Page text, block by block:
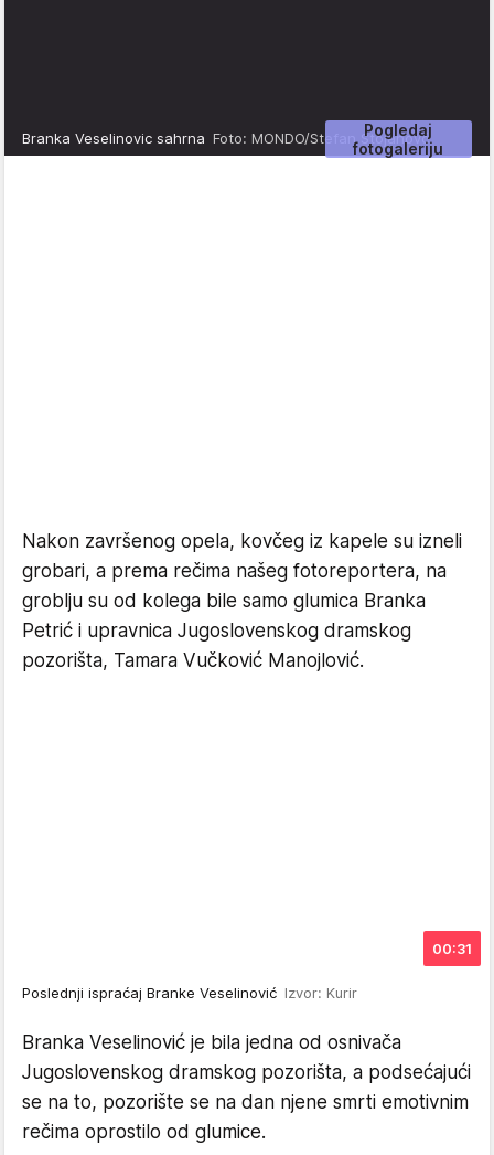
Pogledaj
fotogaleriju
Branka Veselinovic sahrna Foto: MONDO/Stefan Stojanovć
Nakon završenog opela, kovčeg iz kapele su izneli
grobari, a prema rečima našeg fotoreportera, na
groblju su od kolega bile samo glumica Branka
Petrić i upravnica Jugoslovenskog dramskog
pozorišta, Tamara Vučković Manojlović.
00:31
Poslednji ispraćaj Branke Veselinović Izvor: Kurir
Branka Veselinović je bila jedna od osnivača
Jugoslovenskog dramskog pozorišta, a podsećajući
se na to, pozorište se na dan njene smrti emotivnim
rečima oprostilo od glumice.